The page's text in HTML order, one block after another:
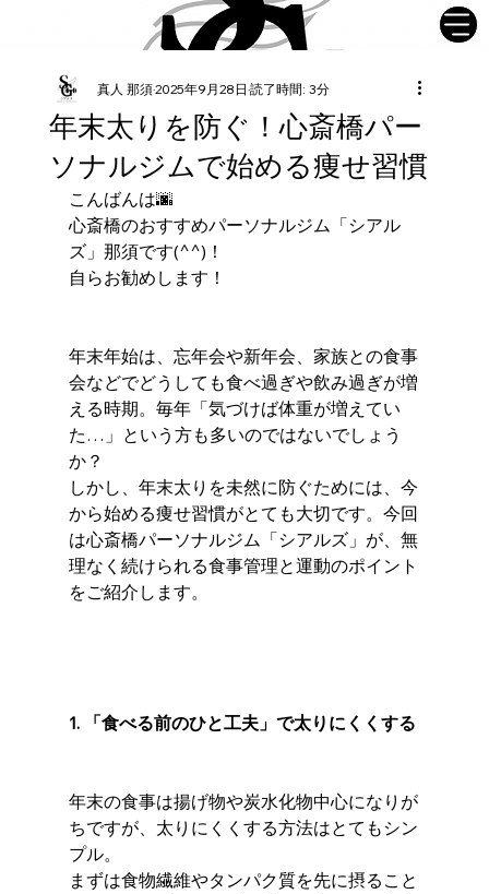
年末太りを防ぐ！心斎橋パー
ソナルジムで始める痩せ習慣
真人 那須2025年9月28日 読了時間: 3分
こんばんは🌆
心斎橋のおすすめパーソナルジム「シアル
ズ」那須です(^^)！
自らお勧めします！
年末年始は、忘年会や新年会、家族との食事
会などでどうしても食べ過ぎや飲み過ぎが増
える時期。毎年「気づけば体重が増えてい
た…」という方も多いのではないでしょう
か？
しかし、年末太りを未然に防ぐためには、今
から始める痩せ習慣がとても大切です。今回
は心斎橋パーソナルジム「シアルズ」が、無
理なく続けられる食事管理と運動のポイント
をご紹介します。
1. 「食べる前のひと工夫」で太りにくくする
年末の食事は揚げ物や炭水化物中心になりが
ちですが、太りにくくする方法はとてもシン
プル。
まずは食物繊維やタンパク質を先に摂ること